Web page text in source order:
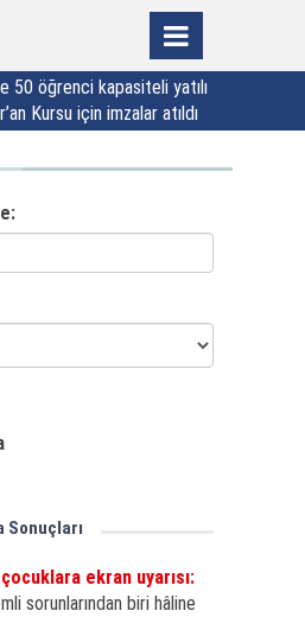
50 öğrenci kapasiteli yatılı
Kursu için imzalar atıldı
Sonuçları
ekran uyarısı:
sorunlarından biri hâline